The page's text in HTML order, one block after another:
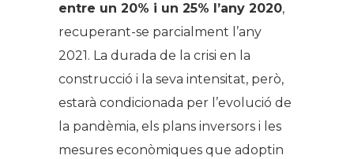
entre un 20% i un 25% l’any 2020,
recuperant-se parcialment l’any
2021. La durada de la crisi en la
construcció i la seva intensitat, però,
estarà condicionada per l’evolució de
la pandèmia, els plans inversors i les
mesures econòmiques que adoptin